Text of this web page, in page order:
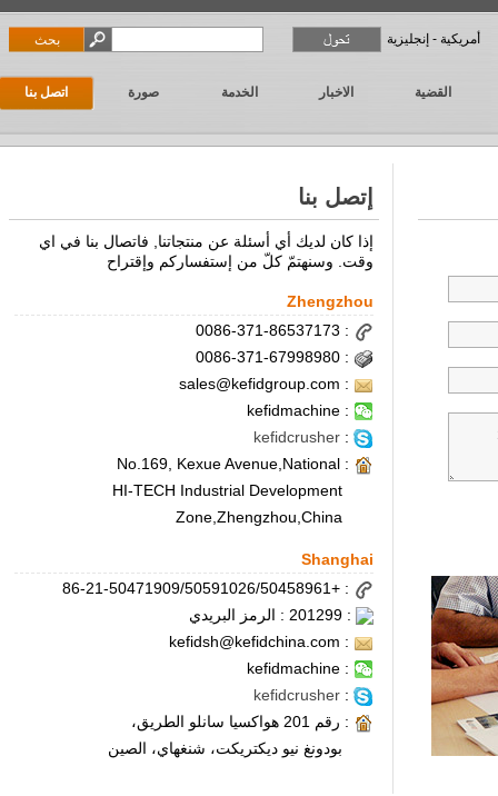
أمريكية - إنجليزية
اتصل بنا صورة الخدمة الاخبار القضية
إتصل بنا
إذا كان لديك أي أسئلة عن منتجاتنا, فاتصال بنا في اي
وقت. وسنهتمّ كلّ من إستفساركم وإقتراح
Zhengzhou
: 0086-371-86537173
: 0086-371-67998980
: sales@kefidgroup.com
: kefidmachine
:
kefidcrusher
: No.169, Kexue Avenue,National
HI-TECH Industrial Development
Zone,Zhengzhou,China
Shanghai
: +86-21-50471909/50591026/50458961
: 201299 : الرمز البريدي
: kefidsh@kefidchina.com
: kefidmachine
:
kefidcrusher
: رقم 201 هواكسيا سانلو الطريق،
بودونغ نيو ديكتريكت، شنغهاي، الصين